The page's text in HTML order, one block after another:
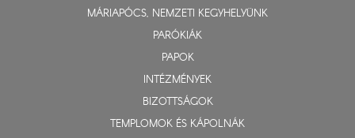
MÁRIAPÓCS, NEMZETI KEGYHELYÜNK
PARÓKIÁK
PAPOK
INTÉZMÉNYEK
BIZOTTSÁGOK
TEMPLOMOK ÉS KÁPOLNÁK